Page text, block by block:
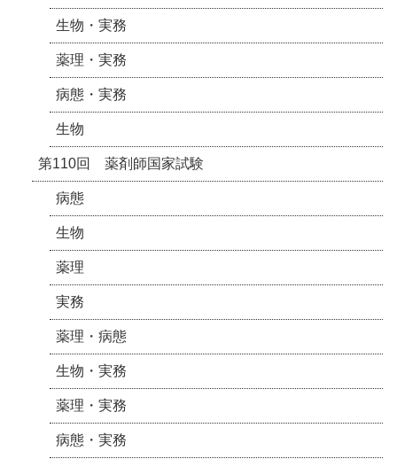
生物・実務
薬理・実務
病態・実務
生物
第110回 薬剤師国家試験
病態
生物
薬理
実務
薬理・病態
生物・実務
薬理・実務
病態・実務